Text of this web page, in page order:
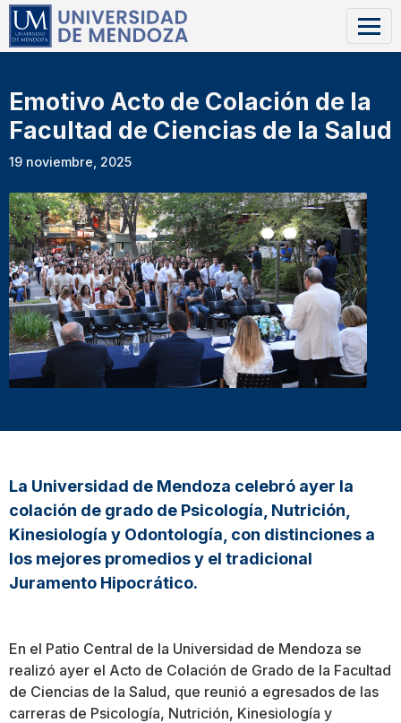
Emotivo Acto de Colación de la
Facultad de Ciencias de la Salud
19 noviembre, 2025
La Universidad de Mendoza celebró ayer la
colación de grado de Psicología, Nutrición,
Kinesiología y Odontología, con distinciones a
los mejores promedios y el tradicional
Juramento Hipocrático.
En el Patio Central de la Universidad de Mendoza se
realizó ayer el Acto de Colación de Grado de la Facultad
de Ciencias de la Salud, que reunió a egresados de las
carreras de Psicología, Nutrición, Kinesiología y